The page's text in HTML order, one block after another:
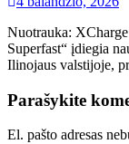
Nuotrauka:
Superfast“ įdiegia
Ilinojaus valstijoje,
Parašykite
El. pašto adresas